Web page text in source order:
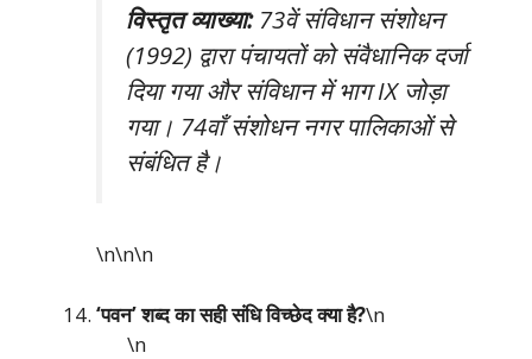
विस्तृत व्याख्या:73वें संविधान संशोधन
(1992) द्वारा पंचायतों को संवैधानिक दर्जा
दिया गया और संविधान में भाग IX जोड़ा
गया। 74वाँ संशोधन नगर पालिकाओं से
संबंधित है।
\n\n\n
‘पवन’ शब्द का सही संधि विच्छेद क्या है?\n
\n